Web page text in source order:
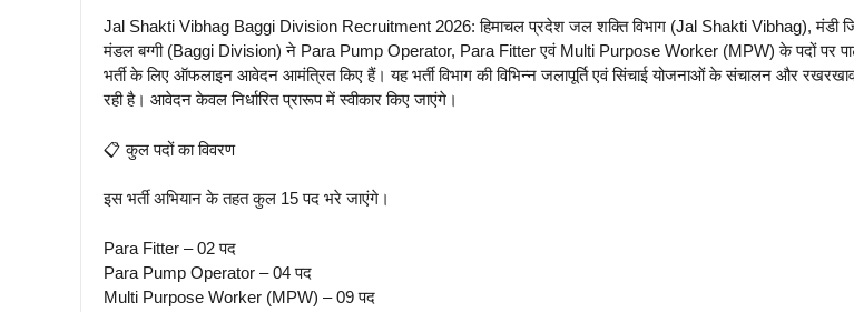
Jal Shakti Vibhag Baggi Division Recruitment 2026: हिमाचल प्रदेश जल शक्ति विभाग (Jal Shakti Vibhag), मंडी
मंडल बग्गी (Baggi Division) ने Para Pump Operator, Para Fitter एवं Multi Purpose Worker (MPW) के पदों पर
भर्ती के लिए ऑफलाइन आवेदन आमंत्रित किए हैं। यह भर्ती विभाग की विभिन्न जलापूर्ति एवं सिंचाई योजनाओं के संचालन और
रही है। आवेदन केवल निर्धारित प्रारूप में स्वीकार किए जाएंगे।
📋 कुल पदों का विवरण
इस भर्ती अभियान के तहत कुल 15 पद भरे जाएंगे।
Para Fitter – 02 पद
Para Pump Operator – 04 पद
Multi Purpose Worker (MPW) – 09 पद